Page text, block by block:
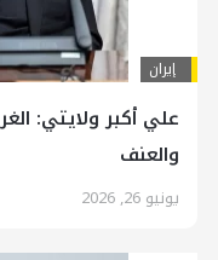
إيران
علي أكبر ولايتي:
والعنف
يونيو 26, 2026